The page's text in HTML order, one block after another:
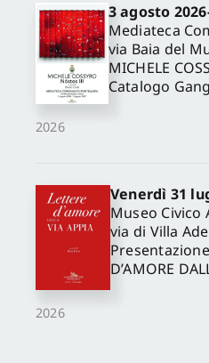
2026
3 agosto
Mediateca
via Baia del
MICHELE
Catalogo
2026
Venerdì 31
Museo Civico
via di Villa
D’AMORE